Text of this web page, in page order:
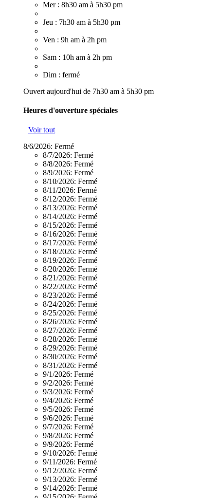
Mer : 8h30 am à 5h30 pm
Jeu : 7h30 am à 5h30 pm
Ven : 9h am à 2h pm
Sam : 10h am à 2h pm
Dim : fermé
Ouvert aujourd'hui de 7h30 am à 5h30 pm
Heures d'ouverture spéciales
Voir tout
8/6/2026: Fermé
8/7/2026: Fermé
8/8/2026: Fermé
8/9/2026: Fermé
8/10/2026: Fermé
8/11/2026: Fermé
8/12/2026: Fermé
8/13/2026: Fermé
8/14/2026: Fermé
8/15/2026: Fermé
8/16/2026: Fermé
8/17/2026: Fermé
8/18/2026: Fermé
8/19/2026: Fermé
8/20/2026: Fermé
8/21/2026: Fermé
8/22/2026: Fermé
8/23/2026: Fermé
8/24/2026: Fermé
8/25/2026: Fermé
8/26/2026: Fermé
8/27/2026: Fermé
8/28/2026: Fermé
8/29/2026: Fermé
8/30/2026: Fermé
8/31/2026: Fermé
9/1/2026: Fermé
9/2/2026: Fermé
9/3/2026: Fermé
9/4/2026: Fermé
9/5/2026: Fermé
9/6/2026: Fermé
9/7/2026: Fermé
9/8/2026: Fermé
9/9/2026: Fermé
9/10/2026: Fermé
9/11/2026: Fermé
9/12/2026: Fermé
9/13/2026: Fermé
9/14/2026: Fermé